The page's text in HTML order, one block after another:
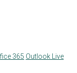
365 Outlook Live